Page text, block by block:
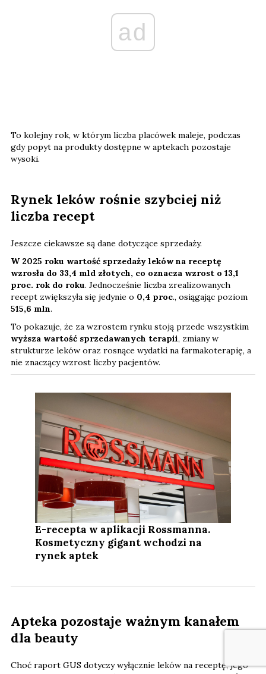
ad
To kolejny rok, w którym liczba placówek maleje, podczas
gdy popyt na produkty dostępne w aptekach pozostaje
wysoki.
Rynek leków rośnie szybciej niż
liczba recept
Jeszcze ciekawsze są dane dotyczące sprzedaży.
W 2025 roku wartość sprzedaży leków na receptę
wzrosła do 33,4 mld złotych, co oznacza wzrost o 13,1
proc. rok do roku. Jednocześnie liczba zrealizowanych
recept zwiększyła się jedynie o 0,4 proc., osiągając poziom
515,6 mln.
To pokazuje, że za wzrostem rynku stoją przede wszystkim
wyższa wartość sprzedawanych terapii, zmiany w
strukturze leków oraz rosnące wydatki na farmakoterapię, a
nie znaczący wzrost liczby pacjentów.
E-recepta w aplikacji Rossmanna.
Kosmetyczny gigant wchodzi na
rynek aptek
Apteka pozostaje ważnym kanałem
dla beauty
Choć raport GUS dotyczy wyłącznie leków na receptę, jego